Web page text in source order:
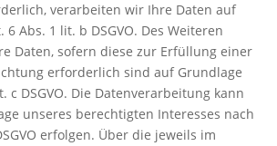
verarbeiten wir Ihre Daten auf
Abs. 1 lit. b DSGVO. Des Weiteren
Daten, sofern diese zur Erfüllung einer
erforderlich sind auf Grundlage
c DSGVO. Die Datenverarbeitung kann
unseres berechtigten Interesses nach
erfolgen. Über die jeweils im